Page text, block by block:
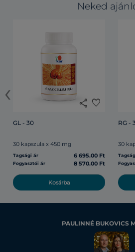
Neked
share favorite
GL - 30
30 kapszula x 450 mg
Tagsági ár 6 695.00 Ft
Fogyasztói ár 8 570.00 Ft
Kosárba
RG -
30
‹
PAULINNÉ BUKOVICS